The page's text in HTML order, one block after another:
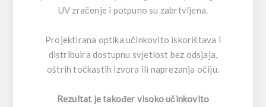
UV zračenje i potpuno su zabrtvljena.
Projektirana optika učinkovito iskorištava i
distribuira dostupnu svjetlost bez odsjaja,
oštrih točkastih izvora ili naprezanja očiju.
Rezultat je također visoko učinkovito